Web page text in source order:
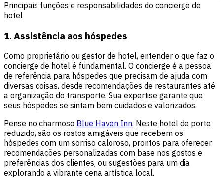
Principais funções e responsabilidades do concierge de
hotel
1. Assistência aos hóspedes
Como proprietário ou gestor de hotel, entender o que faz o
concierge de hotel é fundamental. O concierge é a pessoa
de referência para hóspedes que precisam de ajuda com
diversas coisas, desde recomendações de restaurantes até
a organização do transporte. Sua expertise garante que
seus hóspedes se sintam bem cuidados e valorizados.
Pense no charmoso Blue Haven Inn. Neste hotel de porte
reduzido, são os rostos amigáveis que recebem os
hóspedes com um sorriso caloroso, prontos para oferecer
recomendações personalizadas com base nos gostos e
preferências dos clientes, ou sugestões para um dia
explorando a vibrante cena artística local.